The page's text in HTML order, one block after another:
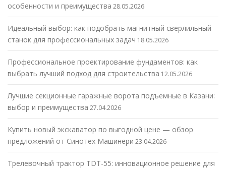
особенности и преимущества 28.05.2026
Идеальный выбор: как подобрать магнитный сверлильный
станок для профессиональных задач 18.05.2026
Профессиональное проектирование фундаментов: как
выбрать лучший подход для строительства 12.05.2026
Лучшие секционные гаражные ворота подъемные в Казани:
выбор и преимущества 27.04.2026
Купить новый экскаватор по выгодной цене — обзор
предложений от Синотех Машинери 23.04.2026
Трелевочный трактор TDT-55: инновационное решение для